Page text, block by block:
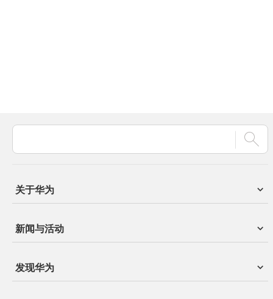
关于华为
新闻与活动
发现华为